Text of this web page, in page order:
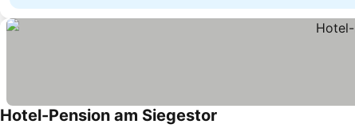
Hotel-Pension am Siegestor